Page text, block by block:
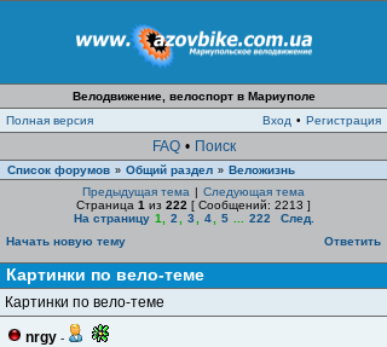
Велодвижение, велоспорт в Мариуполе
Полная версия
Вход • Регистрация
FAQ • Поиск
Список форумов » Общий раздел » Веложизнь
Предыдущая тема | Следующая тема
Страница 1 из 222 [ Сообщений: 2213 ]
На страницу 1 2 3 4 5 222
След.
Начать новую тему
Ответить
Картинки по вело-теме
Картинки по вело-теме
nrgy -